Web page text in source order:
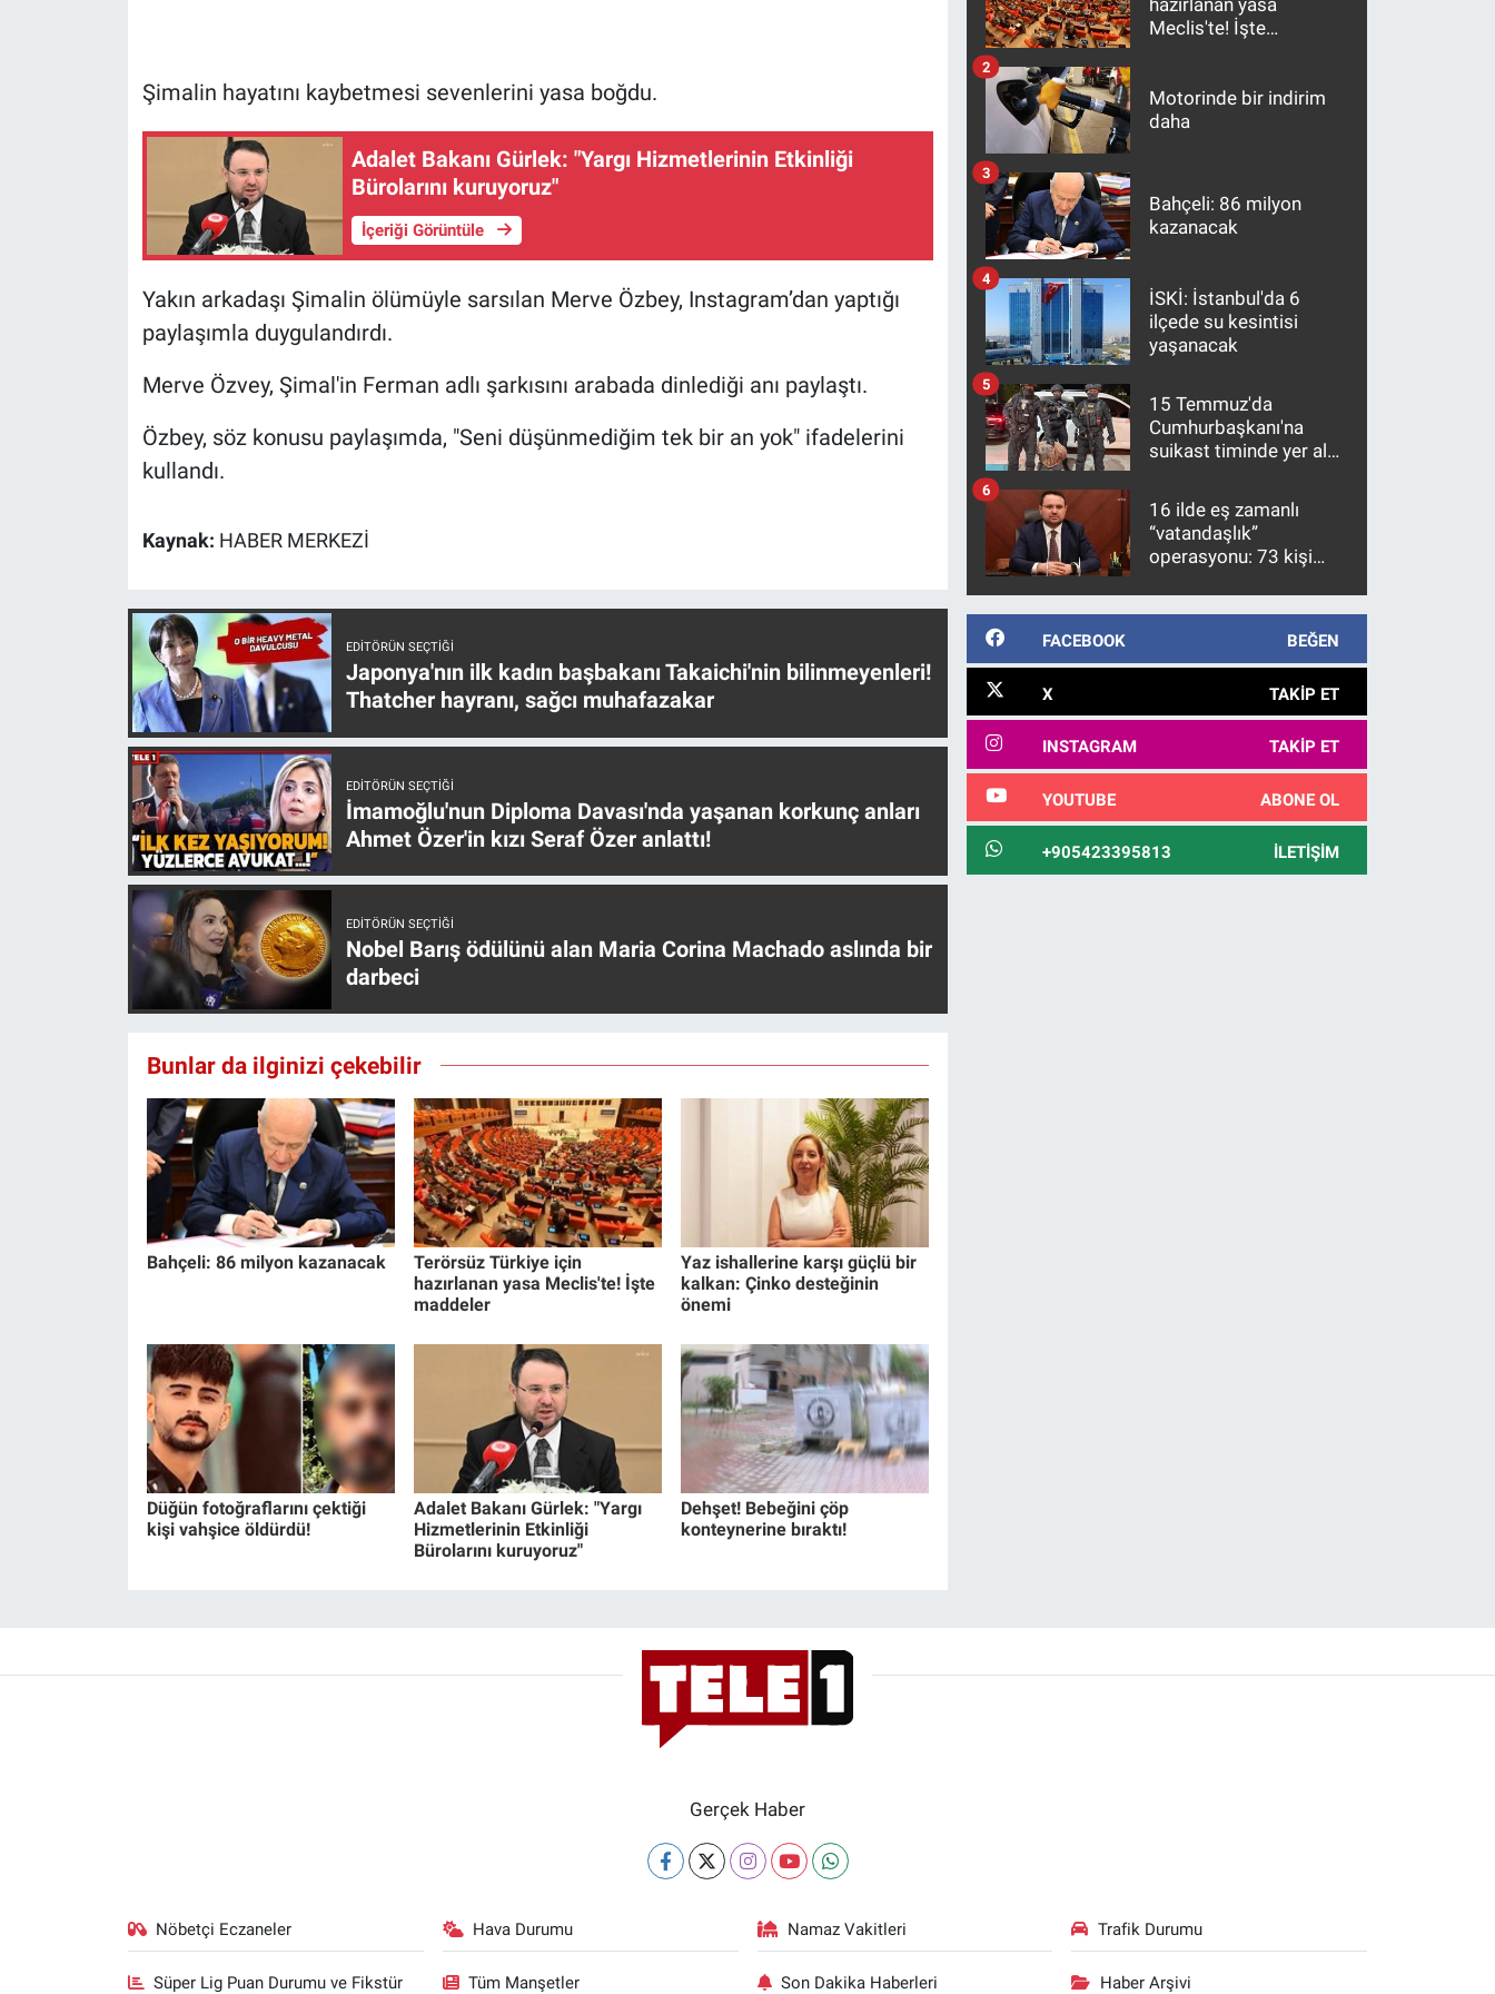
Şimalin hayatını kaybetmesi sevenlerini yasa boğdu.
Adalet Bakanı Gürlek: "Yargı Hizmetlerinin Etkinliği
Bürolarını kuruyoruz"
İçeriği Görüntüle
Yakın arkadaşı Şimalin ölümüyle sarsılan Merve Özbey, Instagram’dan yaptığı
paylaşımla duygulandırdı.
Merve Özvey, Şimal'in Ferman adlı şarkısını arabada dinlediği anı paylaştı.
Özbey, söz konusu paylaşımda, "Seni düşünmediğim tek bir an yok" ifadelerini
kullandı.
Kaynak: HABER MERKEZİ
EDITÖRÜN SEÇTIĞI
Japonya'nın ilk kadın başbakanı Takaichi'nin bilinmeyenleri!
Thatcher hayranı, sağcı muhafazakar
EDITÖRÜN SEÇTIĞI
İmamoğlu'nun Diploma Davası'nda yaşanan korkunç anları
Ahmet Özer'in kızı Seraf Özer anlattı!
EDITÖRÜN SEÇTIĞI
Nobel Barış ödülünü alan Maria Corina Machado aslında bir
darbeci
Bunlar da ilginizi çekebilir
Bahçeli: 86 milyon kazanacak
Terörsüz Türkiye için
hazırlanan yasa Meclis'te! İşte
maddeler
Yaz ishallerine karşı güçlü bir
kalkan: Çinko desteğinin
önemi
Düğün fotoğraflarını çektiği
kişi vahşice öldürdü!
Adalet Bakanı Gürlek: "Yargı
Hizmetlerinin Etkinliği
Bürolarını kuruyoruz"
Dehşet! Bebeğini çöp
konteynerine bıraktı!
Meclis'te! İşte
Motorinde bir indirim
daha
2
Bahçeli: 86 milyon
kazanacak
3
İSKİ: İstanbul'da 6
ilçede su kesintisi
yaşanacak
4
15 Temmuz'da
Cumhurbaşkanı'na
suikast timinde yer alan
10 yıl sonra yakalandı
5
16 ilde eş zamanlı
“vatandaşlık”
operasyonu: 73 kişi
6
FACEBOOK BEĞEN
X TAKIP ET
INSTAGRAM TAKIP ET
YOUTUBE ABONE OL
+905423395813 İLETIŞIM
Gerçek Haber
Nöbetçi Eczaneler Hava Durumu Namaz Vakitleri Trafik Durumu
Süper Lig Puan Durumu ve Fikstür Tüm Manşetler Son Dakika Haberleri Haber Arşivi
Günün görüntüsü
Koronavirüs
Kültür Sanat
Ne demişti
Programlar
Türkiye'nin Geleceği
Türkiye'nin Gündemi
Yerel Gündem
Yerel Yaşam
Canlı Yayın